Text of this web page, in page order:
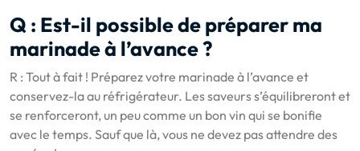
Q : Est-il possible de préparer ma
marinade à l’avance ?
R : Tout à fait ! Préparez votre marinade à l’avance et
conservez-la au réfrigérateur. Les saveurs s’équilibreront et
se renforceront, un peu comme un bon vin qui se bonifie
avec le temps. Sauf que là, vous ne devez pas attendre des